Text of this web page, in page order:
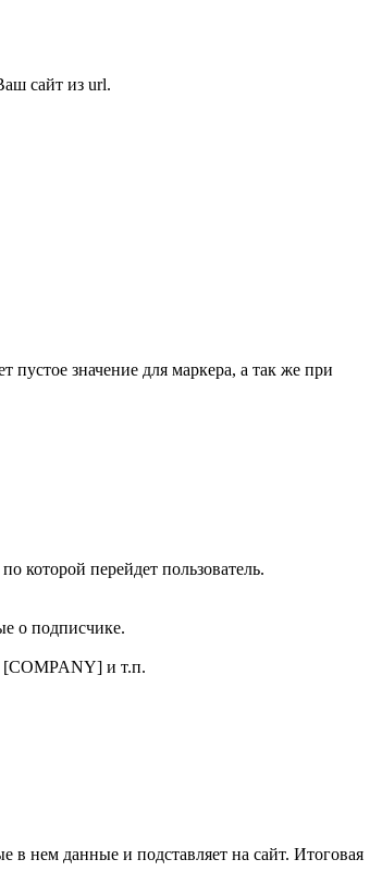
сайт из url.
значение для маркера, а так же при
которой перейдет пользователь.
о подписчике.
и т.п.
в нем данные и подставляет на сайт. Итоговая